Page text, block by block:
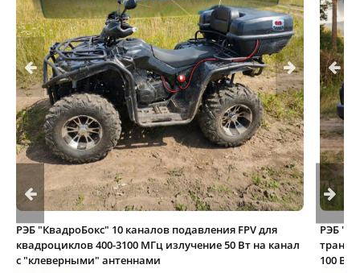
РЭБ "КвадроБокс" 10 каналов подавления FPV для
квадроциклов 400-3100 МГц излучение 50 Вт на канал
с "клеверными" антеннами
РЭБ
100 Вт